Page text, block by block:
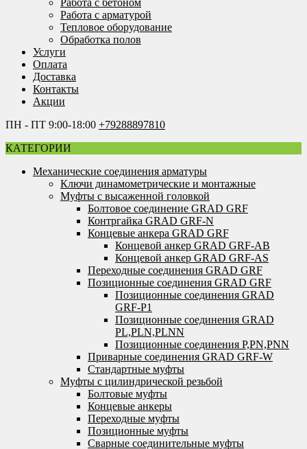
Работа с бетоном
Работа с арматурой
Тепловое оборудование
Обработка полов
Услуги
Оплата
Доставка
Контакты
Акции
ПН - ПТ 9:00-18:00 +79288897810
КАТЕГОРИИ
Механические соединения арматуры
Ключи динамометрические и монтажные
Муфты с высаженной головкой
Болтовое соединение GRAD GRF
Контргайка GRAD GRF-N
Концевые анкера GRAD GRF
Концевой анкер GRAD GRF-AB
Концевой анкер GRAD GRF-AS
Переходные соединения GRAD GRF
Позиционные соединения GRAD GRF
Позиционные соединения GRAD
GRF-P1
Позиционные соединения GRAD
PL,PLN,PLNN
Позиционные соединения P,PN,PNN
Приварные соединения GRAD GRF-W
Стандартные муфты
Муфты с цилиндрической резьбой
Болтовые муфты
Концевые анкеры
Переходные муфты
Позиционные муфты
Сварные соединительные муфты